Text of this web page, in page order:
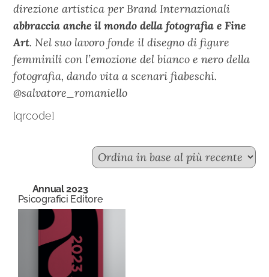
direzione artistica per Brand Internazionali
abbraccia anche il mondo della fotografia e Fine
Art. Nel suo lavoro fonde il disegno di figure
femminili con l’emozione del bianco e nero della
fotografia, dando vita a scenari fiabeschi.
@salvatore_romaniello
[qrcode]
Annual 2023
Psicografici Editore